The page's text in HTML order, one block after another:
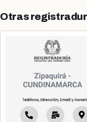
Otras